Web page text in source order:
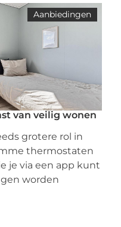
Aanbiedingen
van veilig wonen
grotere rol in
thermostaten
je via een app kunt
worden